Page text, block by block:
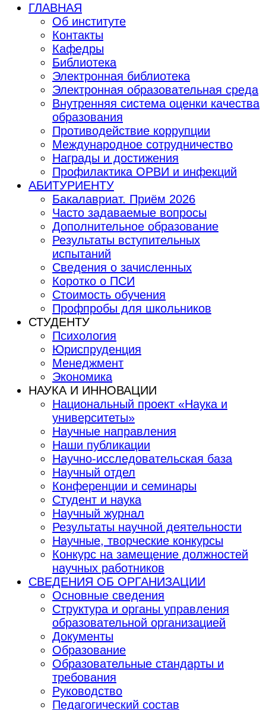
ГЛАВНАЯ
Об институте
Контакты
Кафедры
Библиотека
Электронная библиотека
Электронная образовательная среда
Внутренняя система оценки качества
образования
Противодействие коррупции
Международное сотрудничество
Награды и достижения
Профилактика ОРВИ и инфекций
АБИТУРИЕНТУ
Бакалавриат. Приём 2026
Часто задаваемые вопросы
Дополнительное образование
Результаты вступительных
испытаний
Сведения о зачисленных
Коротко о ПСИ
Стоимость обучения
Профпробы для школьников
СТУДЕНТУ
Психология
Юриспруденция
Менеджмент
Экономика
НАУКА И ИННОВАЦИИ
Национальный проект «Наука и
университеты»
Научные направления
Наши публикации
Научно-исследовательская база
Научный отдел
Конференции и семинары
Студент и наука
Научный журнал
Результаты научной деятельности
Научные, творческие конкурсы
Конкурс на замещение должностей
научных работников
СВЕДЕНИЯ ОБ ОРГАНИЗАЦИИ
Основные сведения
Структура и органы управления
образовательной организацией
Документы
Образование
Образовательные стандарты и
требования
Руководство
Педагогический состав